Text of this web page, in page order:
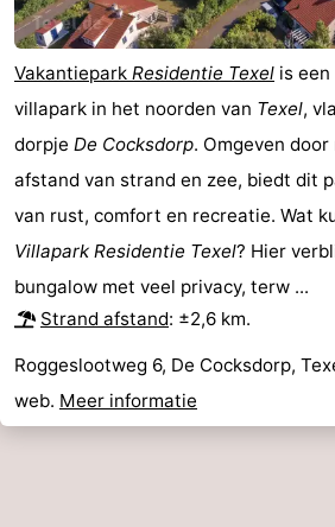
Vakantiepark Residentie Texel is
villapark in het noorden van Texel,
dorpje De Cocksdorp. Omgeven
afstand van strand en zee, biedt dit
van rust, comfort en recreatie. Wat
Villapark Residentie Texel? Hier
bungalow met veel privacy, terw ...
Strand afstand: ±2,6 km.
Roggeslootweg 6, De Cocksdorp,
web. Meer informatie